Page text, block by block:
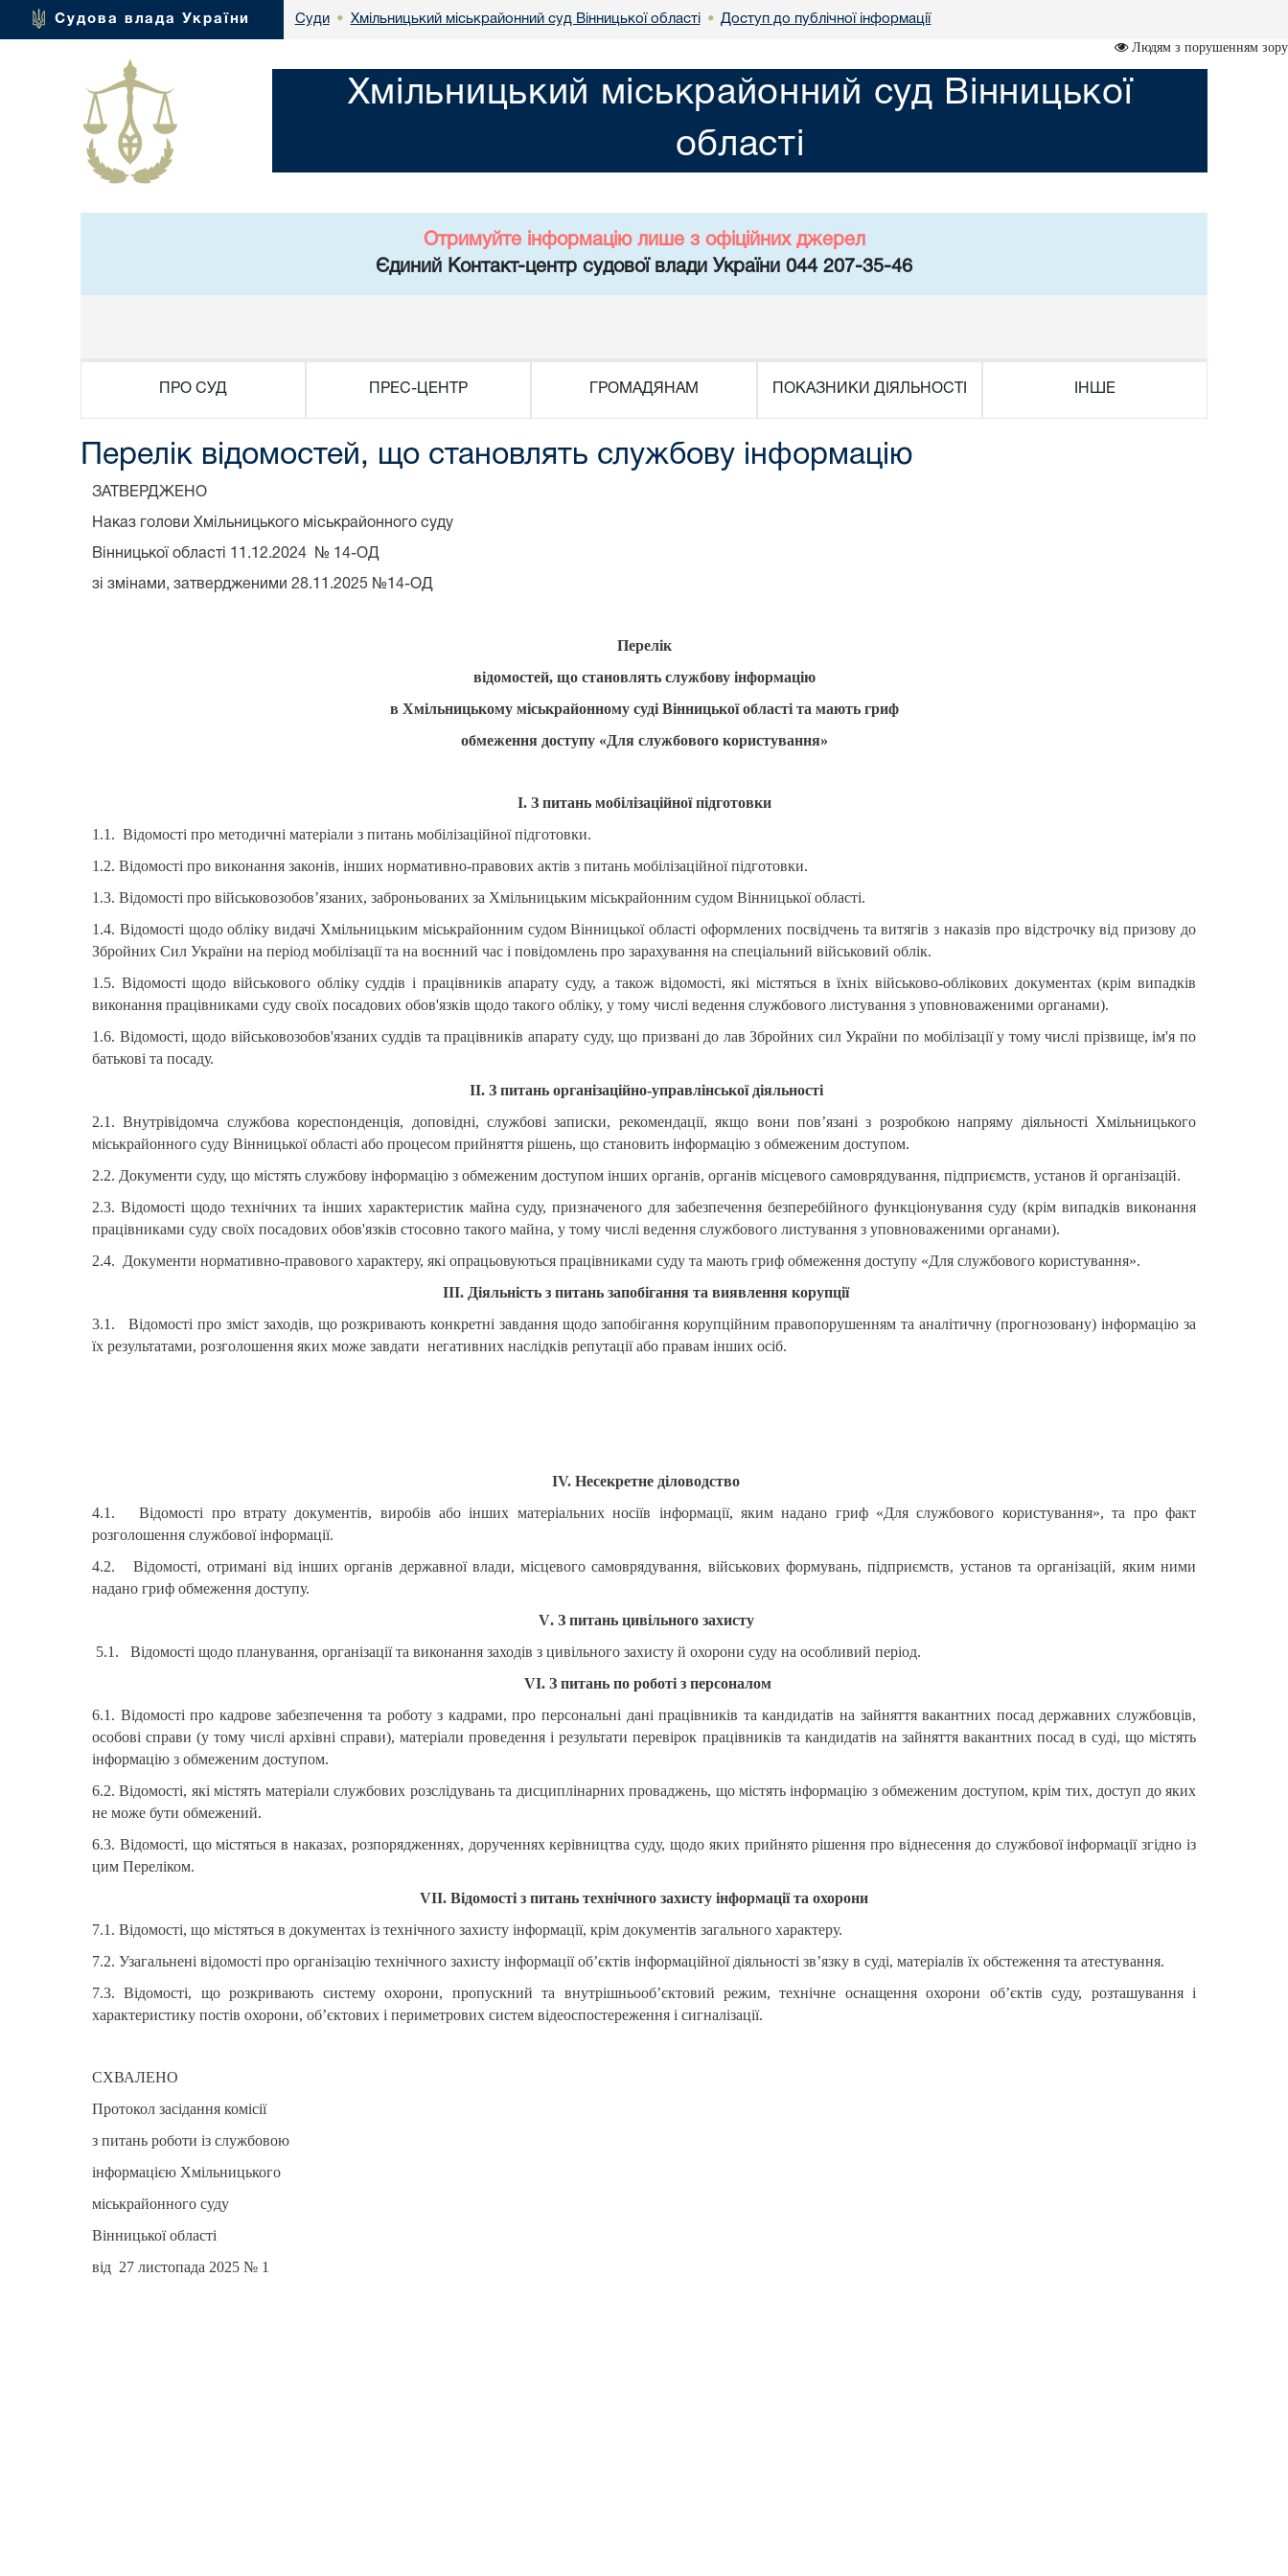
Судова влада України Суди • Хмільницький міськрайонний суд Вінницької області • Доступ до публічної інформації
Людям з порушенням зору
Хмільницький міськрайонний суд Вінницької
області
Отримуйте інформацію лише з офіційних джерел
Єдиний Контакт-центр судової влади України 044 207-35-46
ПРО СУД ПРЕС-ЦЕНТР ГРОМАДЯНАМ ПОКАЗНИКИ ДІЯЛЬНОСТІ ІНШЕ
Перелік відомостей, що становлять службову інформацію
ЗАТВЕРДЖЕНО
Наказ голови Хмільницького міськрайонного суду
Вінницької області 11.12.2024 № 14-ОД
зі змінами, затвердженими 28.11.2025 №14-ОД
Перелік
відомостей, що становлять службову інформацію
в Хмільницькому міськрайонному суді Вінницької області та мають гриф
обмеження доступу «Для службового користування»
І. З питань мобілізаційної підготовки
1.1. Відомості про методичні матеріали з питань мобілізаційної підготовки.
1.2. Відомості про виконання законів, інших нормативно-правових актів з питань мобілізаційної підготовки.
1.3. Відомості про військовозобов’язаних, заброньованих за Хмільницьким міськрайонним судом Вінницької області.
1.4. Відомості щодо обліку видачі Хмільницьким міськрайонним судом Вінницької області оформлених посвідчень та витягів з наказів про відстрочку від призову до
Збройних Сил України на період мобілізації та на воєнний час і повідомлень про зарахування на спеціальний військовий облік.
1.5. Відомості щодо військового обліку суддів і працівників апарату суду, а також відомості, які містяться в їхніх військово-облікових документах (крім випадків
виконання працівниками суду своїх посадових обов'язків щодо такого обліку, у тому числі ведення службового листування з уповноваженими органами).
1.6. Відомості, щодо військовозобов'язаних суддів та працівників апарату суду, що призвані до лав Збройних сил України по мобілізації у тому числі прізвище, ім'я по
батькові та посаду.
ІІ. З питань організаційно-управлінської діяльності
2.1. Внутрівідомча службова кореспонденція, доповідні, службові записки, рекомендації, якщо вони пов’язані з розробкою напряму діяльності Хмільницького
міськрайонного суду Вінницької області або процесом прийняття рішень, що становить інформацію з обмеженим доступом.
2.2. Документи суду, що містять службову інформацію з обмеженим доступом інших органів, органів місцевого самоврядування, підприємств, установ й організацій.
2.3. Відомості щодо технічних та інших характеристик майна суду, призначеного для забезпечення безперебійного функціонування суду (крім випадків виконання
працівниками суду своїх посадових обов'язків стосовно такого майна, у тому числі ведення службового листування з уповноваженими органами).
2.4. Документи нормативно-правового характеру, які опрацьовуються працівниками суду та мають гриф обмеження доступу «Для службового користування».
III. Діяльність з питань запобігання та виявлення корупції
3.1. Відомості про зміст заходів, що розкривають конкретні завдання щодо запобігання корупційним правопорушенням та аналітичну (прогнозовану) інформацію за
їх результатами, розголошення яких може завдати негативних наслідків репутації або правам інших осіб.
IV. Несекретне діловодство
4.1. Відомості про втрату документів, виробів або інших матеріальних носіїв інформації, яким надано гриф «Для службового користування», та про факт
розголошення службової інформації.
4.2. Відомості, отримані від інших органів державної влади, місцевого самоврядування, військових формувань, підприємств, установ та організацій, яким ними
надано гриф обмеження доступу.
V. З питань цивільного захисту
5.1. Відомості щодо планування, організації та виконання заходів з цивільного захисту й охорони суду на особливий період.
VI. З питань по роботі з персоналом
6.1. Відомості про кадрове забезпечення та роботу з кадрами, про персональні дані працівників та кандидатів на зайняття вакантних посад державних службовців,
особові справи (у тому числі архівні справи), матеріали проведення і результати перевірок працівників та кандидатів на зайняття вакантних посад в cуді, що містять
інформацію з обмеженим доступом.
6.2. Відомості, які містять матеріали службових розслідувань та дисциплінарних проваджень, що містять інформацію з обмеженим доступом, крім тих, доступ до яких
не може бути обмежений.
6.3. Відомості, що містяться в наказах, розпорядженнях, дорученнях керівництва суду, щодо яких прийнято рішення про віднесення до службової інформації згідно із
цим Переліком.
VII. Відомості з питань технічного захисту інформації та охорони
7.1. Відомості, що містяться в документах із технічного захисту інформації, крім документів загального характеру.
7.2. Узагальнені відомості про організацію технічного захисту інформації об’єктів інформаційної діяльності зв’язку в суді, матеріалів їх обстеження та атестування.
7.3. Відомості, що розкривають систему охорони, пропускний та внутрішньообʼєктовий режим, технічне оснащення охорони об’єктів суду, розташування і
характеристику постів охорони, об’єктових і периметрових систем відеоспостереження і сигналізації.
СХВАЛЕНО
Протокол засідання комісії
з питань роботи із службовою
інформацією Хмільницького
міськрайонного суду
Вінницької області
від 27 листопада 2025 № 1